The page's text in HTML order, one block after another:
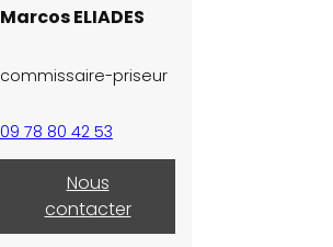
Marcos ELIADES
commissaire-priseur
09 78 80 42 53
Nous
contacter